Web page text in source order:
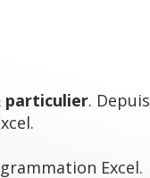
particulier. Depuis
Excel.